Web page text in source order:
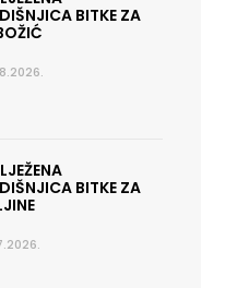
BITKE ZA
BITKE ZA